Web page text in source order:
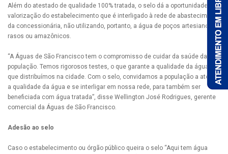
Além do atestado de qualidade 100% tratada, o selo dá a oportunidade de
valorização do estabelecimento que é interligado à rede de abastecimento
da concessionária, não utilizando, portanto, a água de poços artesianos
rasos ou amazônicos.
“A Águas de São Francisco tem o compromisso de cuidar da saúde da
população. Temos rigorosos testes, o que garante a qualidade da água
que distribuímos na cidade. Com o selo, convidamos a população a atestar
a qualidade da água e se interligar em nossa rede, para também ser
beneficiada com água tratada”, disse Wellington José Rodrigues, gerente
comercial da Águas de São Francisco.
Adesão ao selo
Caso o estabelecimento ou órgão público queira o selo “Aqui tem água